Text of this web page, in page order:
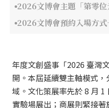
2026文博會主題「第零位
2026文博會預約入場方式
年度文創盛事「2026 臺灣
開。本屆延續雙主軸模式
域。文化策展率先於 8 月
實驗場展出；商展則緊接